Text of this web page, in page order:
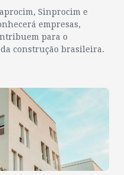
Sinprocim e
empresas,
para o
construção brasileira.